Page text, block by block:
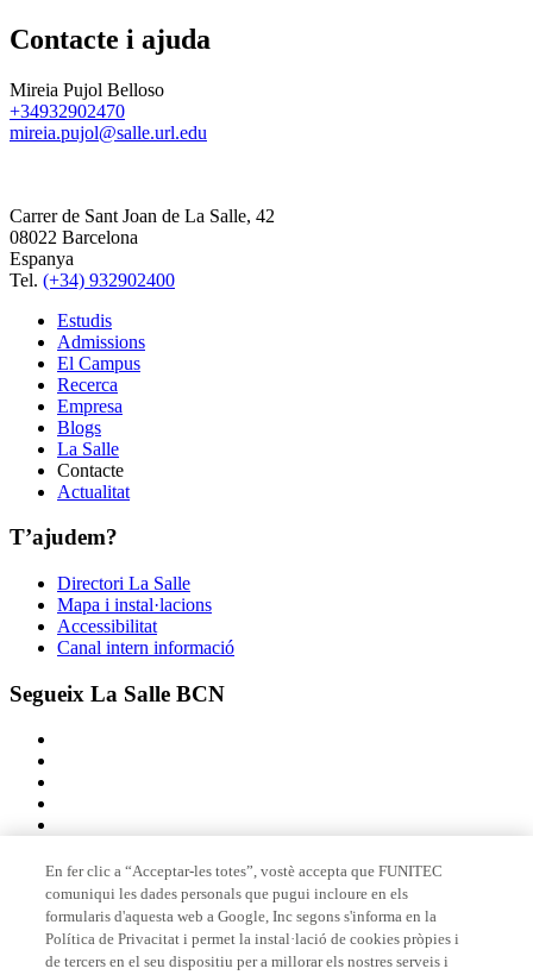
Contacte i ajuda
Mireia Pujol Belloso
+34932902470
mireia.pujol@salle.url.edu
Carrer de Sant Joan de La Salle, 42
08022 Barcelona
Espanya
Tel. (+34) 932902400
Estudis
Admissions
El Campus
Recerca
Empresa
Blogs
La Salle
Contacte
Actualitat
T’ajudem?
Directori La Salle
Mapa i instal·lacions
Accessibilitat
Canal intern informació
Segueix La Salle BCN
Membre de
En fer clic a “Acceptar-les totes”, vostè accepta que FUNITEC
comuniqui les dades personals que pugui incloure en els
formularis d'aquesta web a Google, Inc segons s'informa en la
Política de Privacitat i permet la instal·lació de cookies pròpies i
de tercers en el seu dispositiu per a millorar els nostres serveis i